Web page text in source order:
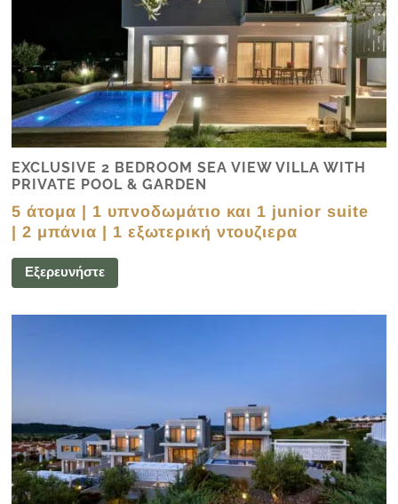
EXCLUSIVE 2 BEDROOM SEA VIEW VILLA WITH
PRIVATE POOL & GARDEN
5 άτομα | 1 υπνοδωμάτιο και 1 junior suite
| 2 μπάνια | 1 εξωτερική ντουζιερα
Εξερευνήστε